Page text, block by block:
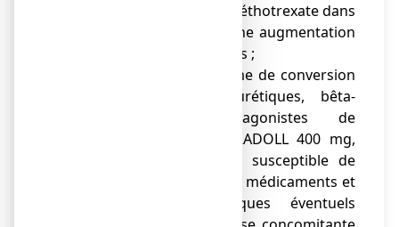
les concentrations de méthotrexate dans
le sang et conduire à une augmentation
de ses effets indésirables ;
● inhibiteurs de l'enzyme de conversion
de l'angiotensine, diurétiques, bêta-
bloquants et antagonistes de
l'angiotensine II. IBUPRADOLL 400 mg,
comprimé pelliculé est susceptible de
réduire les effets de ces médicaments et
d’augmenter les risques éventuels